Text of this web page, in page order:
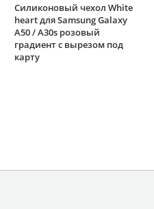
Силиконовый чехол White
heart для Samsung Galaxy
A50 / A30s розовый
градиент c вырезом под
карту